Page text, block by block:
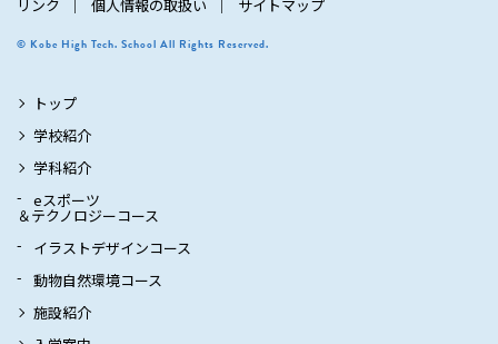
リンク 個人情報の取扱い サイトマップ
© Kobe High Tech. School All Rights Reserved.
トップ
学校紹介
学科紹介
eスポーツ
＆テクノロジーコース
イラストデザインコース
動物自然環境コース
施設紹介